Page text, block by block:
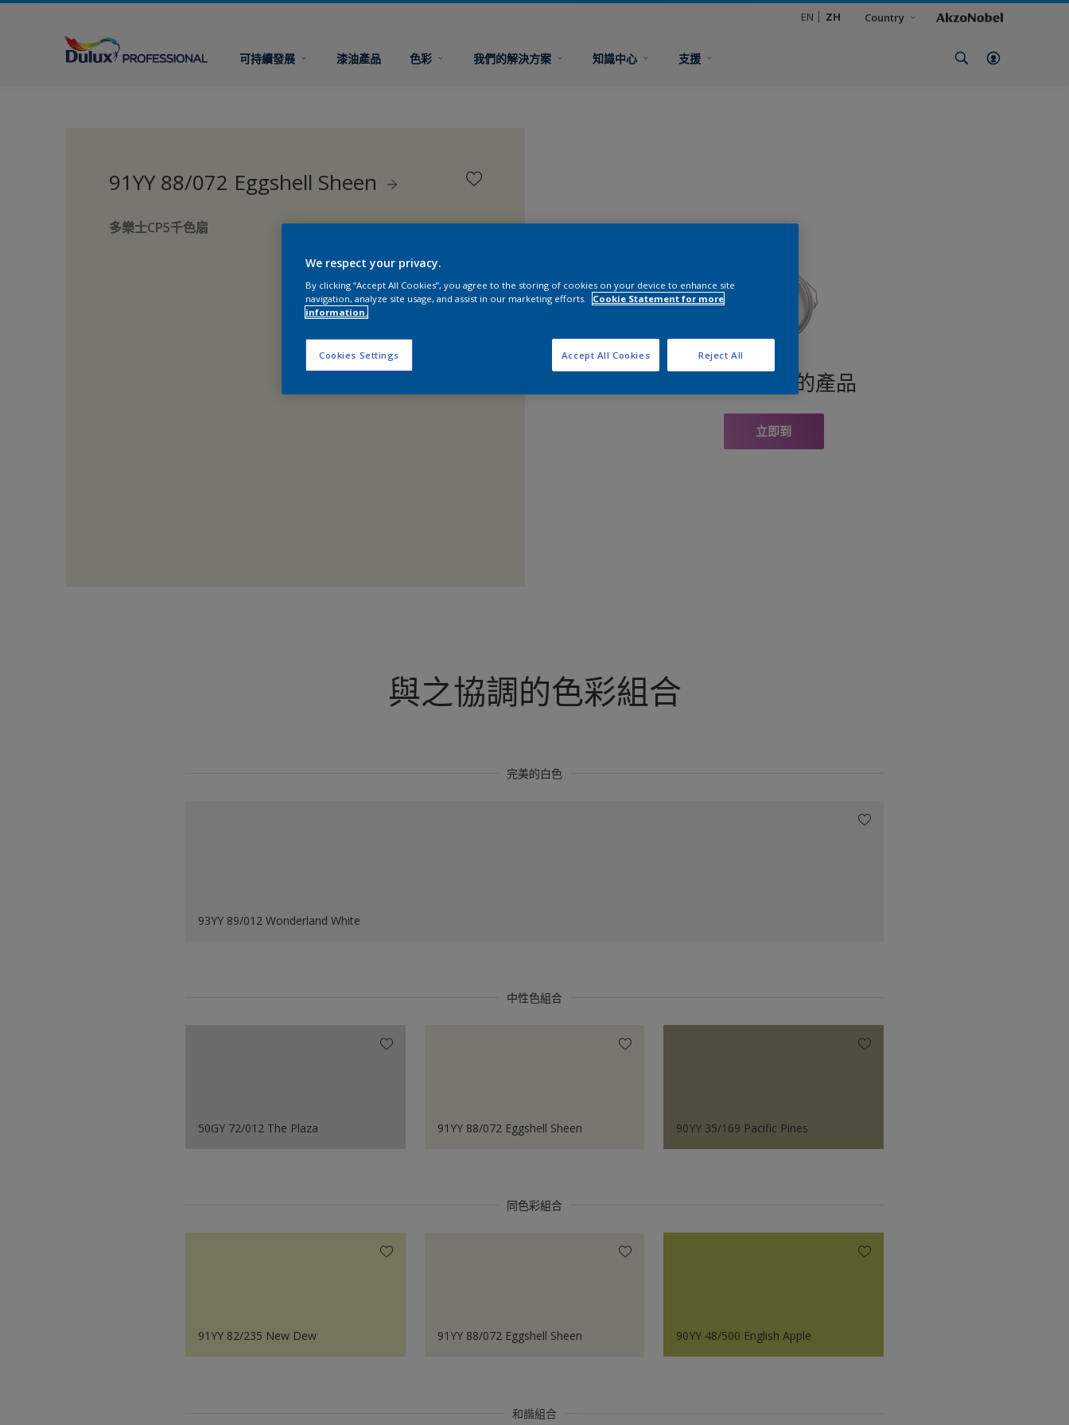
EN ZH Country
可持續發展 漆油產品 色彩 我們的解決方案 知識中心 支援
91YY 88/072 Eggshell Sheen
多樂士CP5千色扇
查找此顏色的產品
立即到
與之協調的色彩組合
完美的白色
93YY 89/012 Wonderland White
中性色組合
50GY 72/012 The Plaza 91YY 88/072 Eggshell Sheen 90YY 35/169 Pacific Pines
同色彩組合
91YY 82/235 New Dew 91YY 88/072 Eggshell Sheen 90YY 48/500 English Apple
和諧組合
We respect your privacy.
By clicking “Accept All Cookies”, you agree to the storing of cookies on your device to enhance site
navigation, analyze site usage, and assist in our marketing efforts.
Cookie Statement for more
information.
Cookies Settings Reject All
Accept All Cookies